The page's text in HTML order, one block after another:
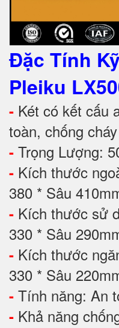
Đặc Tính
Pleiku
- Két có kết cấu
toàn, chống cháy
- Trọng Lượng:
- Kích thước
380 * Sâu
- Kích thước sử
330 * Sâu
- Kích thước
330 * Sâu
- Tính năng: An
- Khả năng